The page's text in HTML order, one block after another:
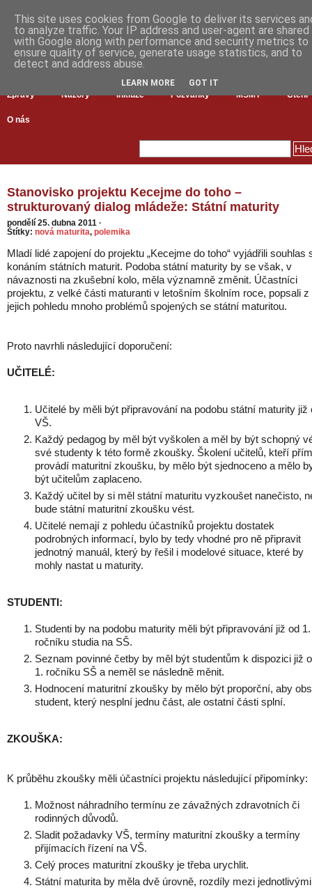
Zprávy Názory Inkluze Pozvánky MŠMT Čtení
O nás
Stanovisko projektu Kecejme do toho –
strukturovaný dialog mládeže: Státní maturity
pondělí 25. dubna 2011 ·
Štítky: nová maturita, polemika
Mladí lidé zapojení do projektu „Kecejme do toho“ vyjádřili souhlas
konáním státních maturit. Podoba státní maturity by se však, v
návaznosti na zkušební kolo, měla významně změnit. Účastníci
projektu, z velké části maturanti v letošním školním roce, popsali z
jejich pohledu mnoho problémů spojených se státní maturitou.
Proto navrhli následující doporučení:
UČITELÉ:
Učitelé by měli být připravování na podobu státní maturity již
VŠ.
Každý pedagog by měl být vyškolen a měl by být schopný
své studenty k této formě zkoušky. Školení učitelů, kteří
provádí maturitní zkoušku, by mělo být sjednoceno a mělo
být učitelům zaplaceno.
Každý učitel by si měl státní maturitu vyzkoušet nanečisto,
bude státní maturitní zkoušku vést.
Učitelé nemají z pohledu účastníků projektu dostatek
podrobných informací, bylo by tedy vhodné pro ně připravit
jednotný manuál, který by řešil i modelové situace, které by
mohly nastat u maturity.
STUDENTI:
Studenti by na podobu maturity měli být připravování již od 1.
ročníku studia na SŠ.
Seznam povinné četby by měl být studentům k dispozici již
1. ročníku SŠ a neměl se následně měnit.
Hodnocení maturitní zkoušky by mělo být proporční, aby
student, který nesplní jednu část, ale ostatní části splní.
ZKOUŠKA:
K průběhu zkoušky měli účastníci projektu následující připomínky:
Možnost náhradního termínu ze závažných zdravotních či
rodinných důvodů.
Sladit požadavky VŠ, termíny maturitní zkoušky a termíny
přijímacích řízení na VŠ.
Celý proces maturitní zkoušky je třeba urychlit.
Státní maturita by měla dvě úrovně, rozdíly mezi jednotlivými
This site uses cookies from Google to deliver its services
to analyze traffic. Your IP address and user-agent are shared
with Google along with performance and security metrics to
ensure quality of service, generate usage statistics, and to
detect and address abuse.
LEARN MORE GOT IT